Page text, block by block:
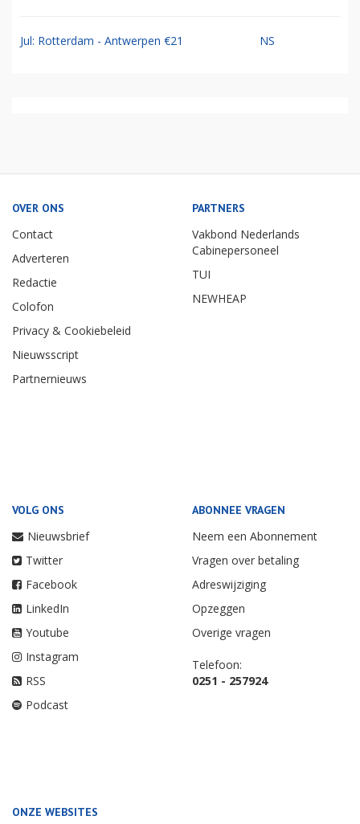
Jul: Rotterdam - Antwerpen €21 NS
OVER ONS
Contact
Adverteren
Redactie
Colofon
Privacy & Cookiebeleid
Nieuwsscript
Partnernieuws
PARTNERS
Vakbond Nederlands
Cabinepersoneel
TUI
NEWHEAP
VOLG ONS
Nieuwsbrief
Twitter
Facebook
LinkedIn
Youtube
Instagram
RSS
Podcast
ABONNEE VRAGEN
Neem een Abonnement
Vragen over betaling
Adreswijziging
Opzeggen
Overige vragen
Telefoon:
0251 - 257924
ONZE WEBSITES